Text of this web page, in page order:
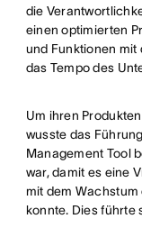
die
einen optimierten
und Funktionen
das Tempo des
Um ihren
wusste das
Management Tool
war, damit es eine
mit dem
konnte. Dies führte